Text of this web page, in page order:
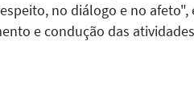
no diálogo e no
e condução das